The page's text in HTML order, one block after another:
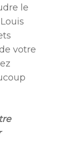
le
votre